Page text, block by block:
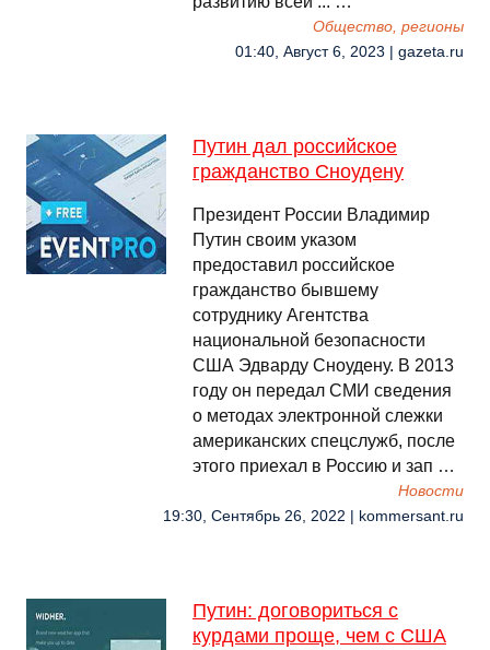
Общество, регионы
01:40, Август 6, 2023 | gazeta.ru
Путин дал российское
гражданство Сноудену
Президент России Владимир
Путин своим указом
предоставил российское
гражданство бывшему
сотруднику Агентства
национальной безопасности
США Эдварду Сноудену. В 2013
году он передал СМИ сведения
о методах электронной слежки
американских спецслужб, после
этого приехал в Россию и зап …
Новости
19:30, Сентябрь 26, 2022 | kommersant.ru
Путин: договориться с
курдами проще, чем с США